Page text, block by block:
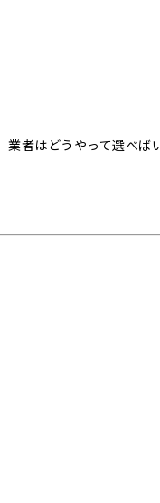
者はどうやって選べば